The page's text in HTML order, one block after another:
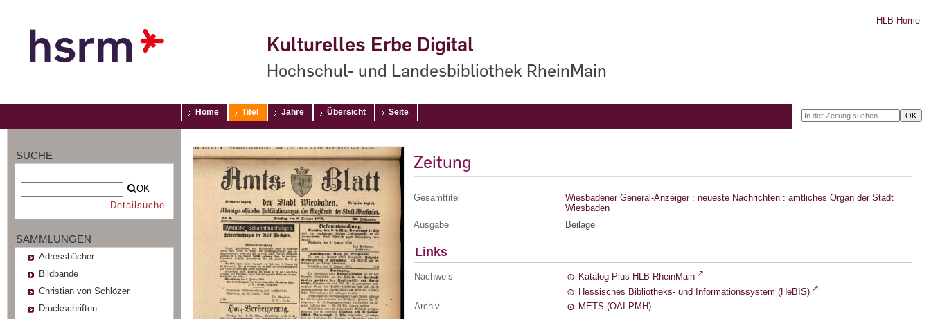
Kulturelles Erbe Digital
Hochschul- und Landesbibliothek RheinMain
HLB Home
Home Titel Jahre Übersicht Seite
SUCHE
OK
Detailsuche
SAMMLUNGEN
Adressbücher
Bildbände
Christian von Schlözer
Druckschriften
Zeitung
Gesamttitel
Wiesbadener General-Anzeiger : neueste Nachrichten : amtliches Organ der Stadt
Wiesbaden
Ausgabe
Beilage
Links
Nachweis
Katalog Plus HLB RheinMain
Hessisches Bibliotheks- und Informationssystem (HeBIS)
Archiv
METS (OAI-PMH)